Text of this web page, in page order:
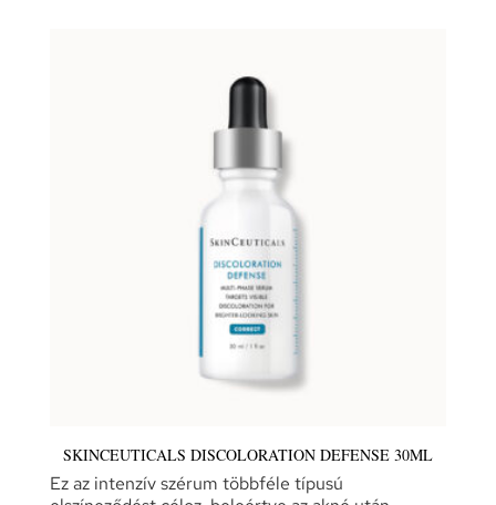
SKINCEUTICALS DISCOLORATION DEFENSE 30ML
Ez az intenzív szérum többféle típusú